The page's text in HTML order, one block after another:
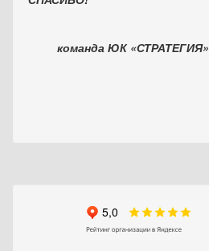
команда ЮК «СТРАТЕГИЯ»